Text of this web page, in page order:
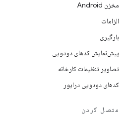
مخزن Android
الزامات
بارگیری
پیش‌نمایش کدهای دودویی
تصاویر تنظیمات کارخانه
کدهای دودویی درایور
متصل کردن